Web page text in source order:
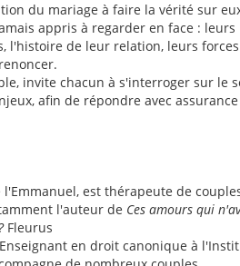
du mariage à faire la vérité sur
appris à regarder en face : leurs
l'histoire de leur relation, leurs forces
invite chacun à s'interroger sur le
afin de répondre avec
est thérapeute de
l'auteur de Ces amours qui
Fleurus
en droit canonique à